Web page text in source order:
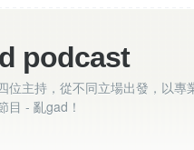
podcast
位主持，從不同立場出發，以專
目 - 亂gad！